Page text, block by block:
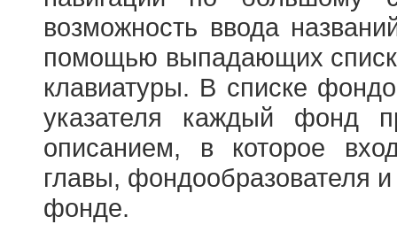
возможность ввода
помощью выпадающих
клавиатуры. В списке
указателя каждый фонд
описанием, в которое
главы, фондообразователя
фонде.